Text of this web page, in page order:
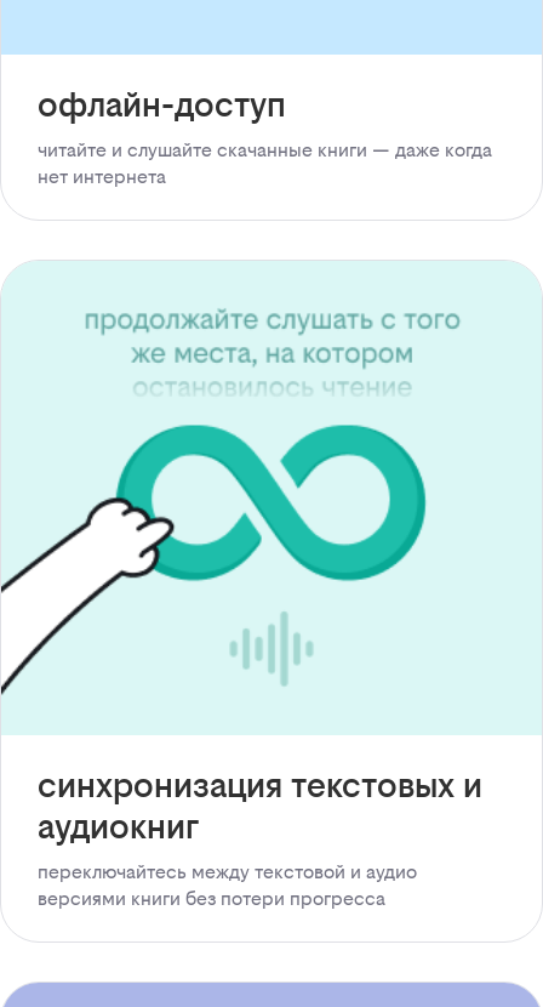
офлайн-доступ
читайте и слушайте скачанные книги — даже когда
нет интернета
синхронизация текстовых и
аудиокниг
переключайтесь между текстовой и аудио
версиями книги без потери прогресса